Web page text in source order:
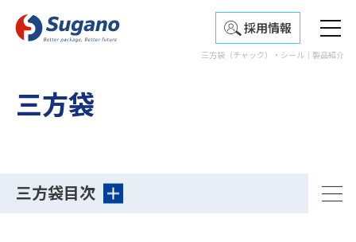
採用情報
三方袋（チャック）・シール｜製品紹介
三方袋
三方袋目次